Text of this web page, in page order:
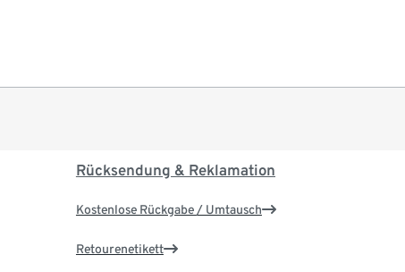
Rücksendung & Reklamation
Kostenlose Rückgabe / Umtausch
Retourenetikett